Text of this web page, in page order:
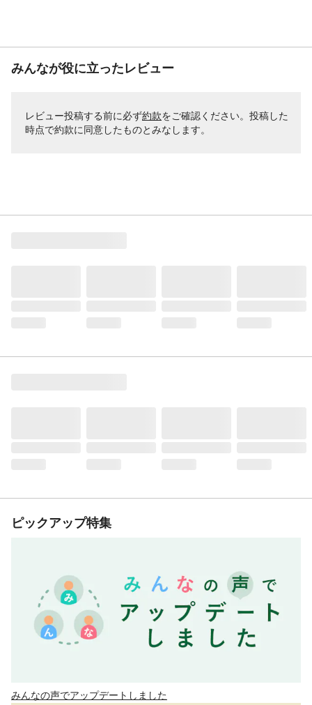
みんなが役に立ったレビュー
レビュー投稿する前に必ず約款をご確認ください。投稿した
時点で約款に同意したものとみなします。
ピックアップ特集
みんなの声でアップデートしました